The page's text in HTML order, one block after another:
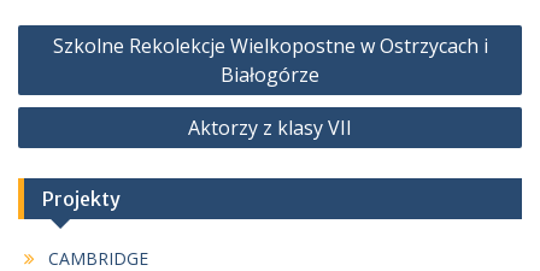
Nawigacja
Szkolne Rekolekcje Wielkopostne w Ostrzycach i
Białogórze
Aktorzy z klasy VII
Projekty
CAMBRIDGE